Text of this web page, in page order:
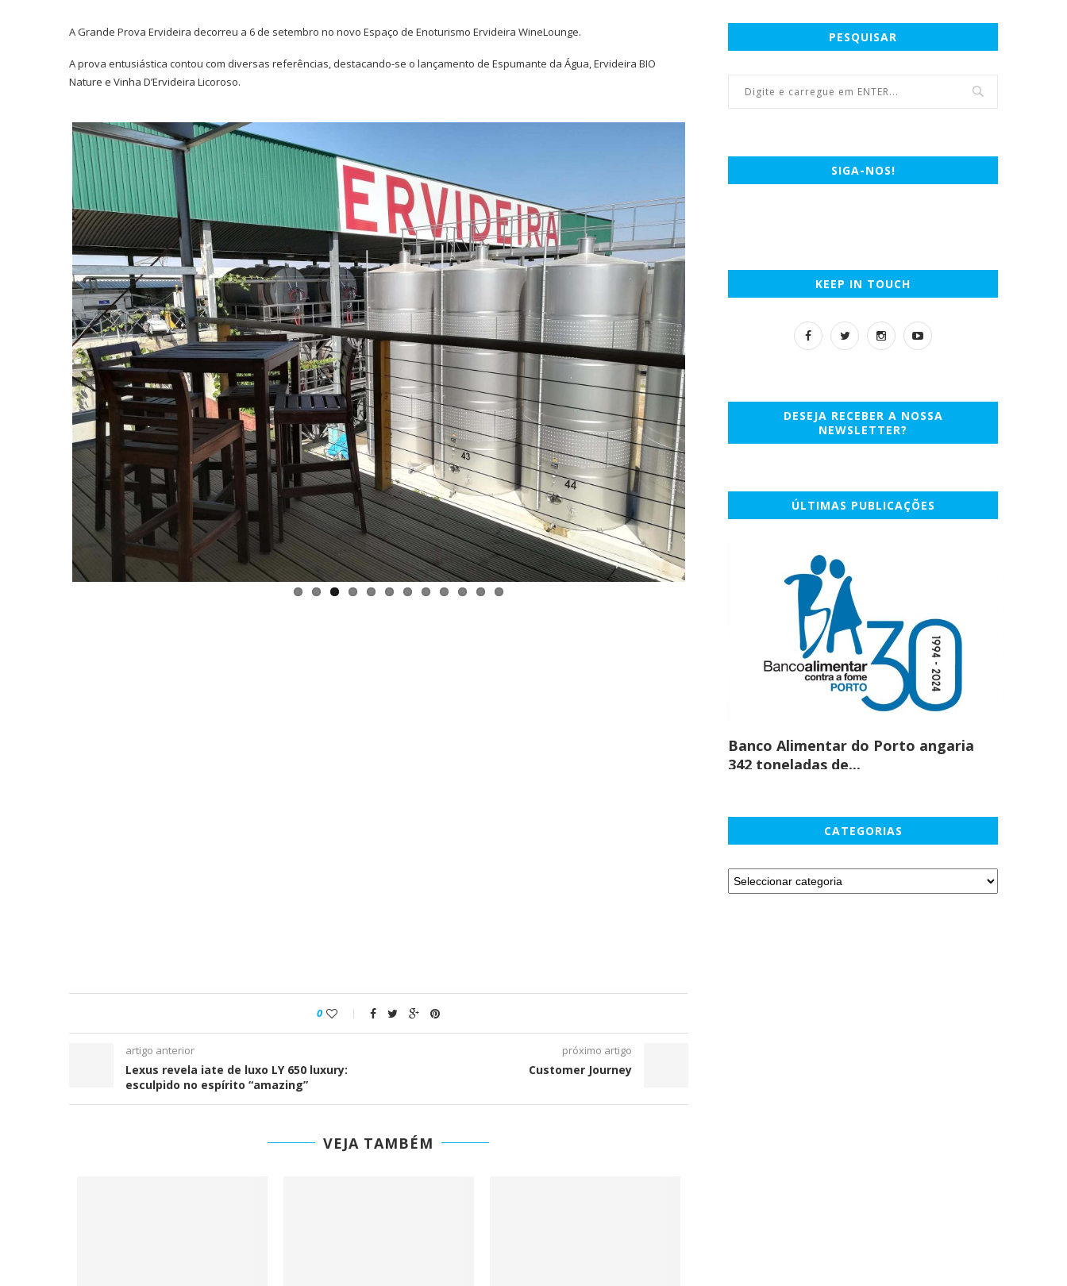
A Grande Prova Ervideira decorreu a 6 de setembro no novo Espaço de Enoturismo Ervideira WineLounge.
A prova entusiástica contou com diversas referências, destacando-se o lançamento de Espumante da Água, Ervideira BIO
Nature e Vinha D’Ervideira Licoroso.
0
artigo anterior
Lexus revela iate de luxo LY 650 luxury:
esculpido no espírito “amazing”
próximo artigo
Customer Journey
VEJA TAMBÉM
PESQUISAR
SIGA-NOS!
KEEP IN TOUCH
DESEJA RECEBER A NOSSA
NEWSLETTER?
ÚLTIMAS PUBLICAÇÕES
Banco Alimentar do Porto angaria
342 toneladas de...
CATEGORIAS